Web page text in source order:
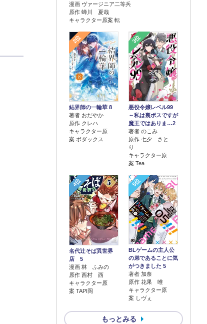
漫画 ヴァージニア二等兵
原作 蝉川 夏哉
キャラクター原案 転
2位
結界師の一輪華 8
著者 おだやか
原作 クレハ
キャラクター原
案 ボダックス
3位
悪役令嬢レベル99
～私は裏ボスですが
魔王ではありま…2
著者 のこみ
原作 七夕 さと
り
キャラクター原
案 Tea
4位
名代辻そば異世界
店 5
漫画 林 ふみの
原作 西村 西
キャラクター原
案 TAPI岡
5位
BLゲームの主人公
の弟であることに気
がつきました 5
著者 加奈
原作 花果 唯
キャラクター原
案 しヴぇ
もっとみる